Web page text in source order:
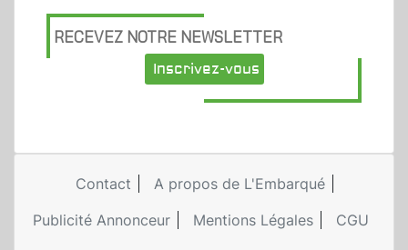
RECEVEZ NOTRE NEWSLETTER
Inscrivez-vous
Contact
A propos de L'Embarqué
Publicité Annonceur
Mentions Légales CGU